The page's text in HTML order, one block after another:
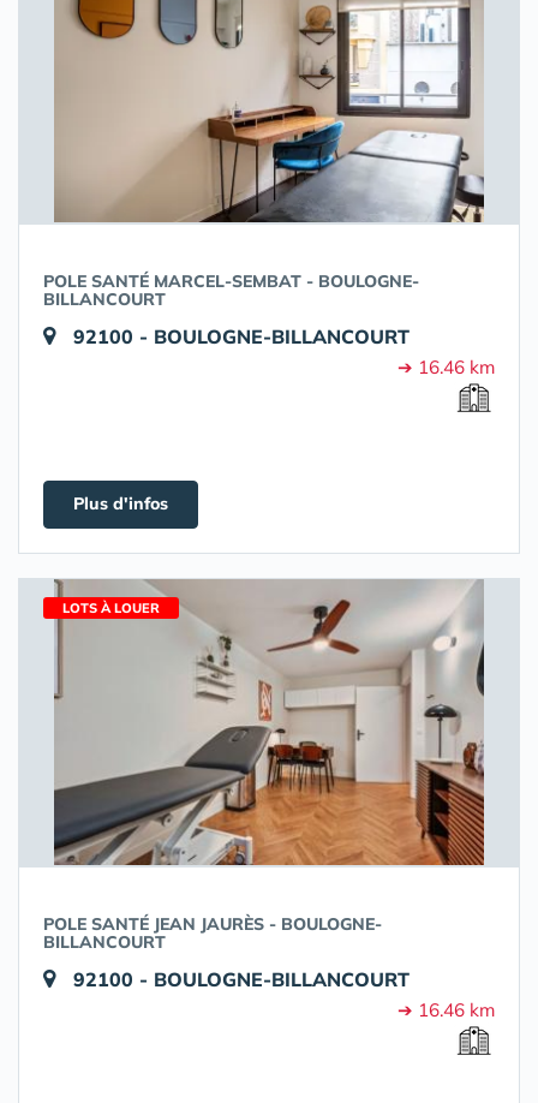
POLE SANTÉ MARCEL-SEMBAT - BOULOGNE-
BILLANCOURT
92100 - BOULOGNE-BILLANCOURT
➔ 16.46 km
Plus d'infos
LOTS À LOUER
POLE SANTÉ JEAN JAURÈS - BOULOGNE-
BILLANCOURT
92100 - BOULOGNE-BILLANCOURT
➔ 16.46 km